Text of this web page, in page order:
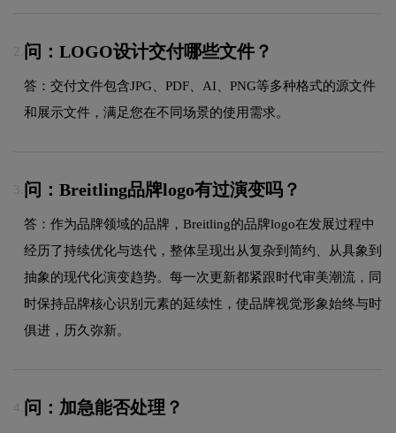
2. 问：LOGO设计交付哪些文件？
答：交付文件包含JPG、PDF、AI、PNG等多种格式的源文件
和展示文件，满足您在不同场景的使用需求。
3. 问：Breitling品牌logo有过演变吗？
答：作为品牌领域的品牌，Breitling的品牌logo在发展过程中
经历了持续优化与迭代，整体呈现出从复杂到简约、从具象到
抽象的现代化演变趋势。每一次更新都紧跟时代审美潮流，同
时保持品牌核心识别元素的延续性，使品牌视觉形象始终与时
俱进，历久弥新。
4. 问：加急能否处理？